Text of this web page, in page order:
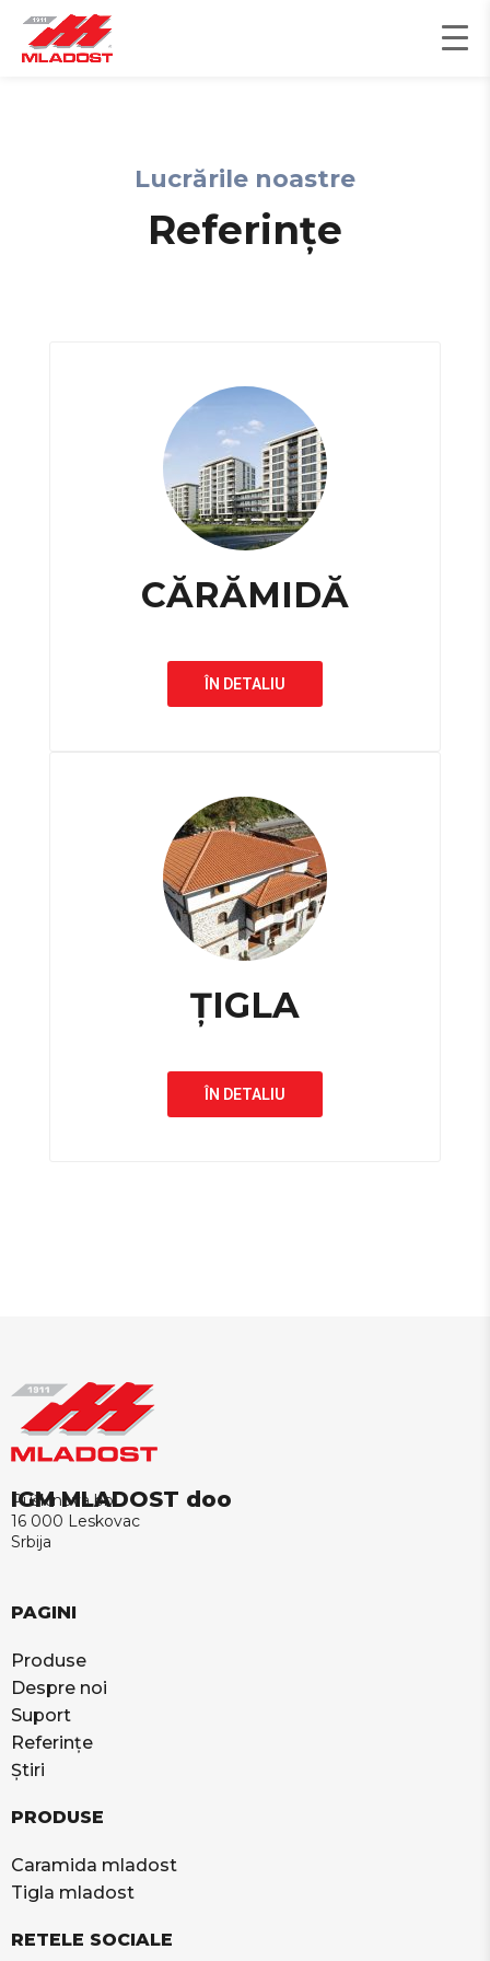
Skip
content
Lucrările noastre
Referințe
CĂRĂMIDĂ
ÎN DETALIU
ȚIGLA
ÎN DETALIU
IGM MLADOST doo
Puškinova bb
16 000 Leskovac
Srbija
PAGINI
Produse
Despre noi
Suport
Referințe
Știri
PRODUSE
Caramida mladost
Tigla mladost
RETELE SOCIALE